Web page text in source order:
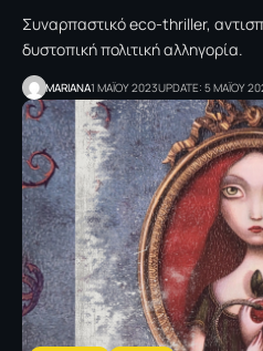
Συναρπαστικό eco-thriller,
δυστοπική πολιτική αλληγορία.
MARIANA1 ΜΑΪΟΥ 2023UPDATE: 5 ΜΑΪΟΥ